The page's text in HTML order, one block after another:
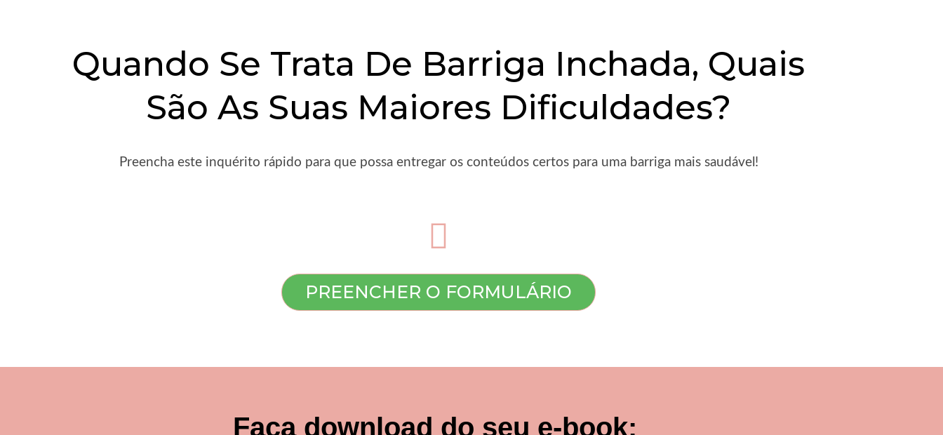
Quando Se Trata De Barriga Inchada, Quais
São As Suas Maiores Dificuldades?
Preencha este inquérito rápido para que possa entregar os conteúdos certos para uma barriga mais saudável!
PREENCHER O FORMULÁRIO
Faça download do seu e-book: